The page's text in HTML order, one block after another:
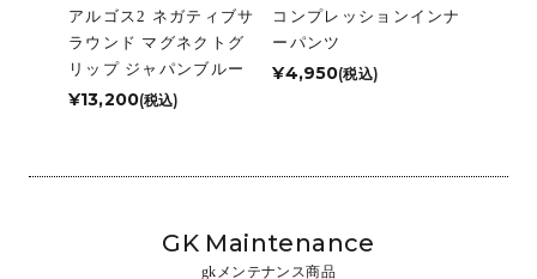
アルゴス2 ネガティブサ
ラウンド マグネクトグ
リップ ジャパンブルー
¥13,200(税込)
コンプレッションインナ
ーパンツ
¥4,950(税込)
GK Maintenance
gkメンテナンス商品